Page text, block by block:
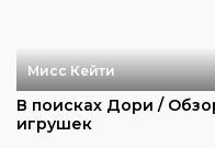
Мисс Кейти
В поисках Дори /
игрушек